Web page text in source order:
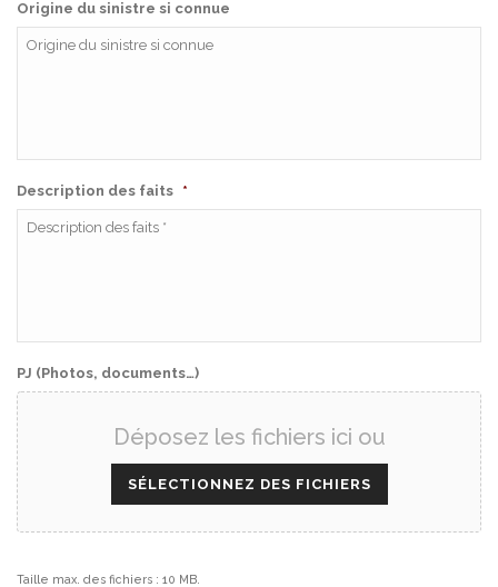
Origine du sinistre si connue
Description des faits *
PJ (Photos, documents…)
Déposez les fichiers ici ou
SÉLECTIONNEZ DES FICHIERS
Taille max. des fichiers : 10 MB.